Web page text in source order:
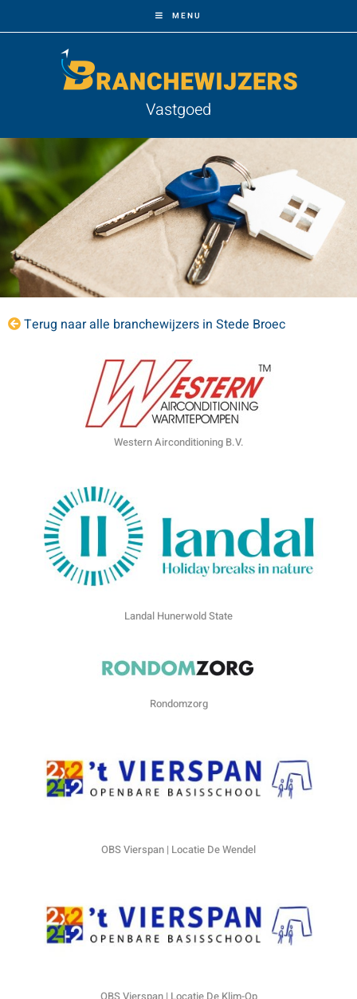
MENU
Vastgoed
Terug naar alle branchewijzers in Stede Broec
Western Airconditioning B.V.
Landal Hunerwold State
Rondomzorg
OBS Vierspan | Locatie De Wendel